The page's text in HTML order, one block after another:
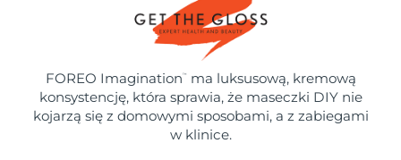
FOREO Imagination ™
ma luksusową, kremową
konsystencję, która sprawia, że maseczki DIY nie
kojarzą się z domowymi sposobami, a z zabiegami
w klinice.